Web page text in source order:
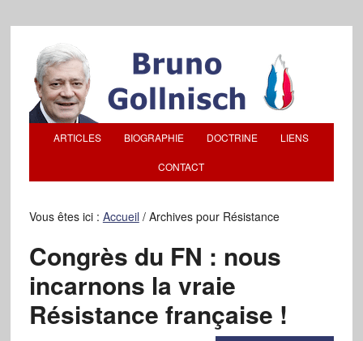
ARTICLES BIOGRAPHIE DOCTRINE LIENS
CONTACT
Vous êtes ici : Accueil /Archives pour Résistance
Congrès du FN : nous
incarnons la vraie
Résistance française !